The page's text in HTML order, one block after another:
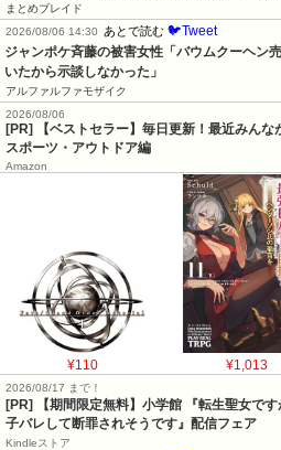
まとめブレイド
2026/08/06 14:30
あとで読む 🐦Tweet
ジャンポケ斉藤の被害女性「バウムクーヘン
いたから示談しなかった」
アルファルファモザイク
2026/08/06
[PR] 【ベストセラー】毎日更新！最近みん
スポーツ・アウトドア編
Amazon
¥110 ¥1,013
2026/08/17 まで！
[PR] 【期間限定無料】小学館 『転生聖女で
子バレして断罪されそうです』配信フェア
Kindleストア